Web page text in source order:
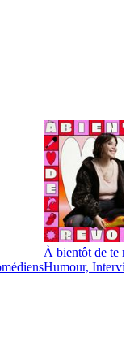
À bientôt de te
Humour,